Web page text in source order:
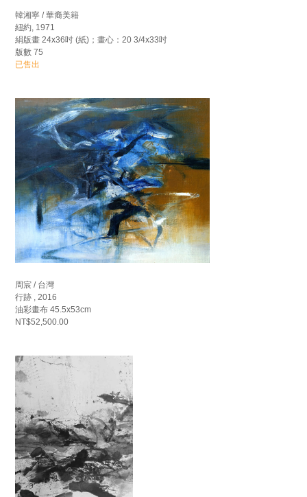
韓湘寧 / 華裔美籍
紐約, 1971
絹版畫 24x36吋 (紙)；畫心：20 3/4x33吋
版數 75
已售出
周宸 / 台灣
行跡 , 2016
油彩畫布 45.5x53cm
NT$52,500.00